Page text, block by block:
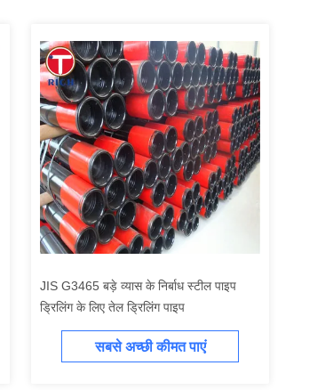
JIS G3465 बड़े व्यास के निर्बाध स्टील पाइप
ड्रिलिंग के लिए तेल ड्रिलिंग पाइप
सबसे अच्छी कीमत पाएं